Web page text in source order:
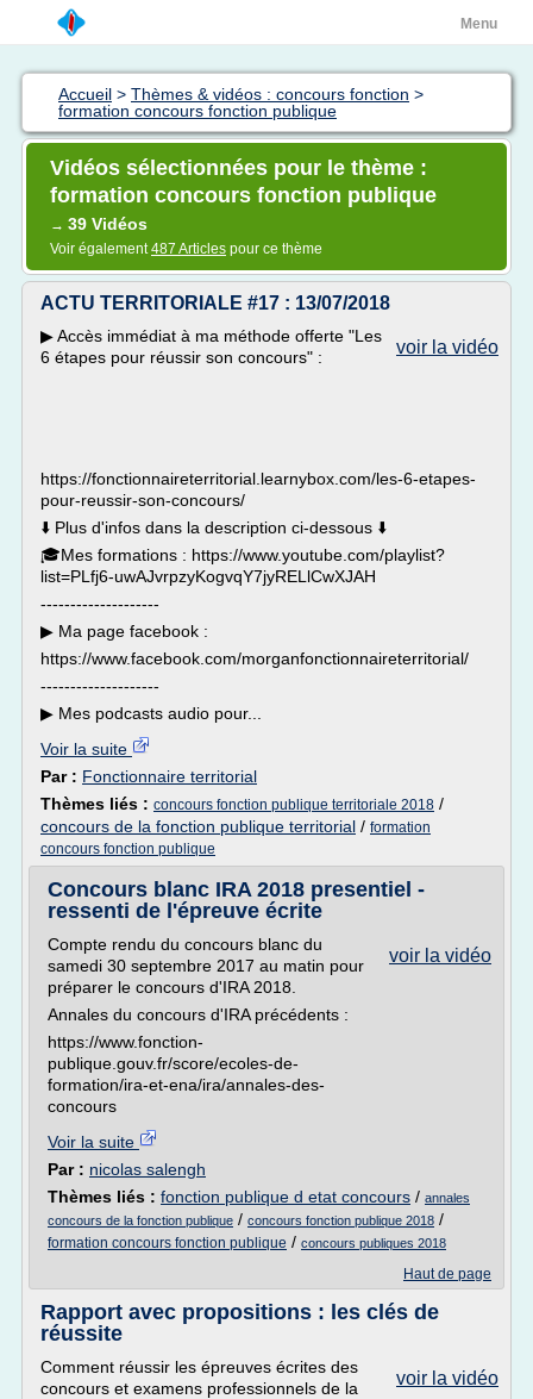
Menu
Accueil > Thèmes & vidéos : concours fonction >
formation concours fonction publique
Vidéos sélectionnées pour le thème :
formation concours fonction publique
→ 39 Vidéos
Voir également487 Articles pour ce thème
ACTU TERRITORIALE #17 : 13/07/2018
voir la vidéo
▶︎ Accès immédiat à ma méthode offerte "Les
6 étapes pour réussir son concours" :
https://fonctionnaireterritorial.learnybox.com/les-6-etapes-
pour-reussir-son-concours/
⬇️ Plus d'infos dans la description ci-dessous ⬇️
🎓Mes formations : https://www.youtube.com/playlist?
list=PLfj6-uwAJvrpzyKogvqY7jyRELlCwXJAH
--------------------
▶︎ Ma page facebook :
https://www.facebook.com/morganfonctionnaireterritorial/
--------------------
▶︎ Mes podcasts audio pour...
Voir la suite
Par : Fonctionnaire territorial
Thèmes liés : concours fonction publique territoriale 2018 /
concours de la fonction publique territorial / formation
concours fonction publique
Concours blanc IRA 2018 presentiel -
ressenti de l'épreuve écrite
voir la vidéo
Compte rendu du concours blanc du
samedi 30 septembre 2017 au matin pour
préparer le concours d'IRA 2018.
Annales du concours d'IRA précédents :
https://www.fonction-
publique.gouv.fr/score/ecoles-de-
formation/ira-et-ena/ira/annales-des-
concours
Voir la suite
Par : nicolas salengh
Thèmes liés : fonction publique d etat concours / annales
concours de la fonction publique / concours fonction publique 2018 /
formation concours fonction publique / concours publiques 2018
Haut de page
Rapport avec propositions : les clés de
réussite
voir la vidéo
Comment réussir les épreuves écrites des
concours et examens professionnels de la